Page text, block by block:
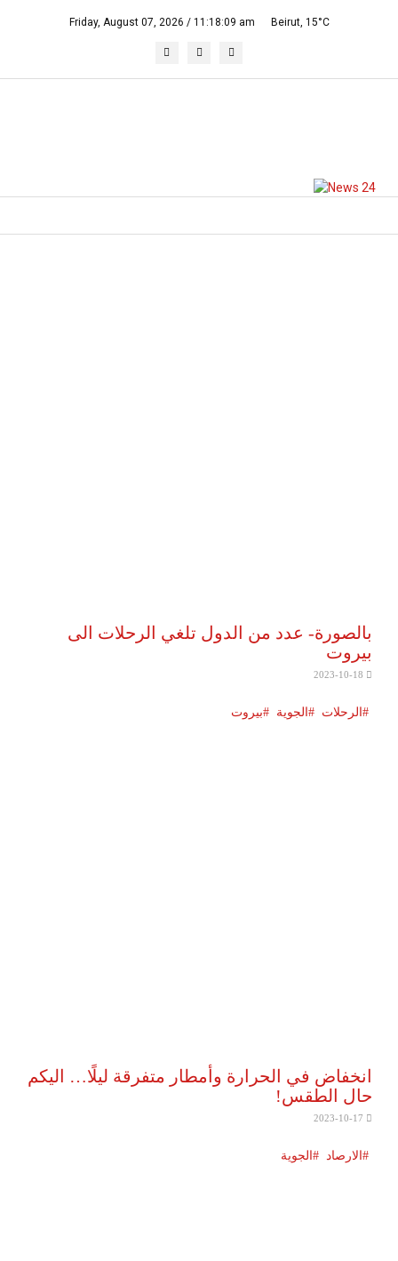
Friday, August 07, 2026 / 11:18:09 am Beirut, 15°C
بالصورة- عدد من الدول تلغي الرحلات الى
بيروت
الرحلات الجوية بيروت
انخفاض في الحرارة وأمطار متفرقة ليلًا… اليكم
حال الطقس!
الارصاد الجوية